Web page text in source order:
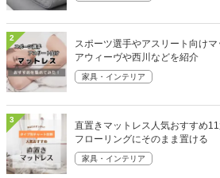
2
スポーツ選手やアスリート向け
アウィーヴや西川などを紹介
家具・インテリア
3
直置きマットレス人気おすすめ
フローリングにそのまま置ける
家具・インテリア